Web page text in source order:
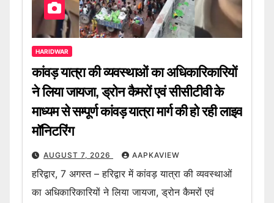
HARIDWAR
कांवड़ यात्रा की व्यवस्थाओं का अधिकारिकारियों
ने लिया जायजा, ड्रोन कैमरों एवं सीसीटीवी के
माध्यम से सम्पूर्ण कांवड़ यात्रा मार्ग की हो रही लाइव
मॉनिटरिंग
AUGUST 7, 2026 AAPKAVIEW
हरिद्वार, 7 अगस्त – हरिद्वार में कांवड़ यात्रा की व्यवस्थाओं
का अधिकारिकारियों ने लिया जायजा, ड्रोन कैमरों एवं